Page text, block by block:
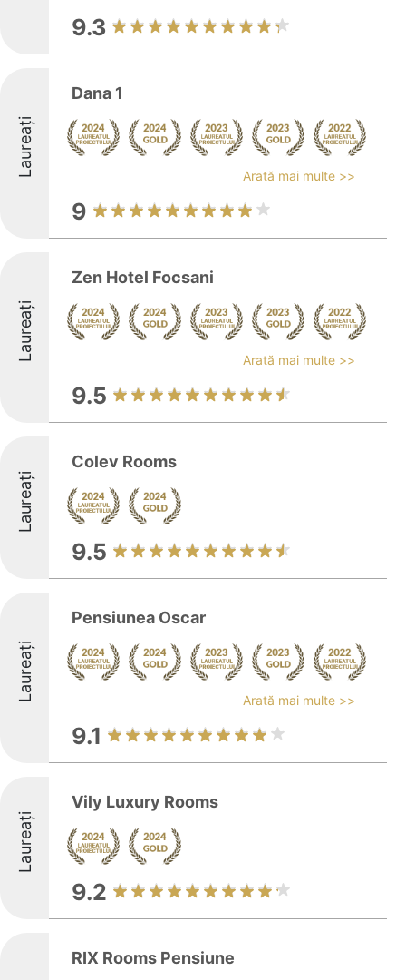
9.3
Laureați
Dana 1
Arată mai multe >>
9
Laureați
Zen Hotel Focsani
Arată mai multe >>
9.5
Laureați
Colev Rooms
9.5
Laureați
Pensiunea Oscar
Arată mai multe >>
9.1
Laureați
Vily Luxury Rooms
9.2
RIX Rooms Pensiune